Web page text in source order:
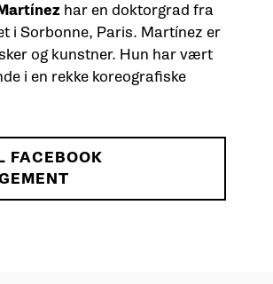
har en doktorgrad fra
i Sorbonne, Paris. Martínez er
og kunstner. Hun har vært
i en rekke koreografiske
FACEBOOK